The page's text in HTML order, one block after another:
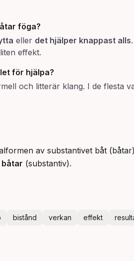
föga?
eller det hjälper knappast alls
effekt.
för hjälpa?
och litterär klang. I de flesta
av substantivet båt
(substantiv).
bistånd verkan effekt